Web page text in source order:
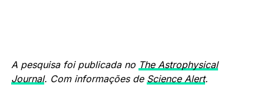
A pesquisa foi publicada no The Astrophysical
Journal. Com informações de Science Alert.